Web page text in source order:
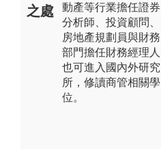
之處
動產等行業擔任證券
分析師、投資顧問、
房地產規劃員與財務
部門擔任財務經理人
也可進入國內外研究
所，修讀商管相關學
位。